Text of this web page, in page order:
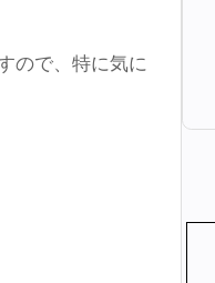
ので、特に気に